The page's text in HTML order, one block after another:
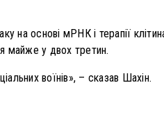
на основі мРНК і терапії
майже у двох третин.
воїнів», – сказав Шахін.